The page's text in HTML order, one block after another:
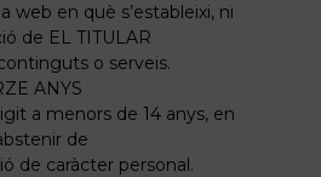
web en què s’estableixi, ni
de EL TITULAR
o serveis.
ANYS
a menors de 14 anys, en
de
de caràcter personal.